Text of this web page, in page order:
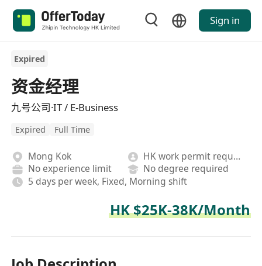
Sign in
Expired
资金经理
九号公司·IT / E-Business
Expired Full Time
Mong Kok
HK work permit required
No experience limit
No degree required
5 days per week, Fixed, Morning shift
HK $25K-38K/Month